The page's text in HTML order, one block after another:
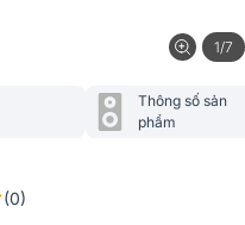
1/7
Thông số sản
phẩm
(0)